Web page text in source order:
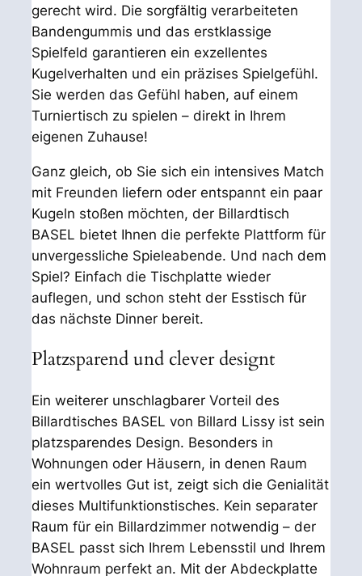
gerecht wird. Die sorgfältig verarbeiteten
Bandengummis und das erstklassige
Spielfeld garantieren ein exzellentes
Kugelverhalten und ein präzises Spielgefühl.
Sie werden das Gefühl haben, auf einem
Turniertisch zu spielen – direkt in Ihrem
eigenen Zuhause!
Ganz gleich, ob Sie sich ein intensives Match
mit Freunden liefern oder entspannt ein paar
Kugeln stoßen möchten, der Billardtisch
BASEL bietet Ihnen die perfekte Plattform für
unvergessliche Spieleabende. Und nach dem
Spiel? Einfach die Tischplatte wieder
auflegen, und schon steht der Esstisch für
das nächste Dinner bereit.
Platzsparend und clever designt
Ein weiterer unschlagbarer Vorteil des
Billardtisches BASEL von Billard Lissy ist sein
platzsparendes Design. Besonders in
Wohnungen oder Häusern, in denen Raum
ein wertvolles Gut ist, zeigt sich die Genialität
dieses Multifunktionstisches. Kein separater
Raum für ein Billardzimmer notwendig – der
BASEL passt sich Ihrem Lebensstil und Ihrem
Wohnraum perfekt an. Mit der Abdeckplatte